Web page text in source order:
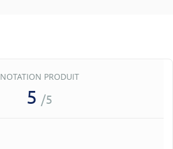
NOTATION PRODUIT
5 /5